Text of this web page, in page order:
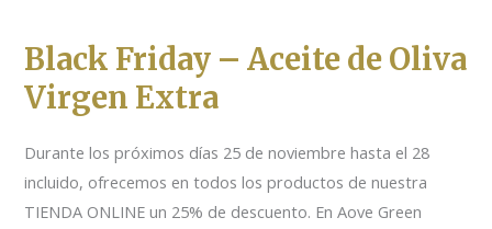
Black Friday – Aceite de Oliva
Virgen Extra
Durante los próximos días 25 de noviembre hasta el 28
incluido, ofrecemos en todos los productos de nuestra
TIENDA ONLINE un 25% de descuento. En Aove Green